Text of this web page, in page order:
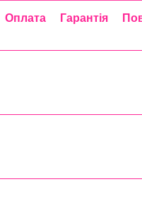
Оплата Гарантія